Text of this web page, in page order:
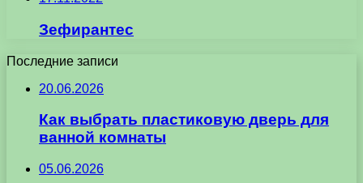
Зефирантес
Последние записи
20.06.2026
Как выбрать пластиковую дверь для
ванной комнаты
05.06.2026